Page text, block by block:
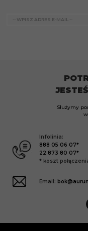
Służymy
Infolinia:
888 05 06 07*
22 873 80 07*
* koszt
Email: